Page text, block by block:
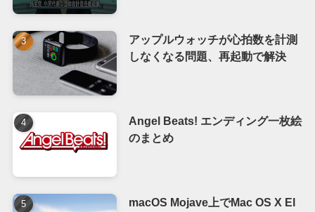
アップルウォッチが心拍数を計測
しなくなる問題、再起動で解決
Angel Beats! エンディング一枚絵
のまとめ
macOS Mojave上でMac OS X El